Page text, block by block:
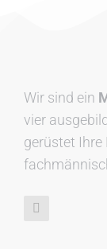
Wir sind ein
vier
gerüstet Ihre